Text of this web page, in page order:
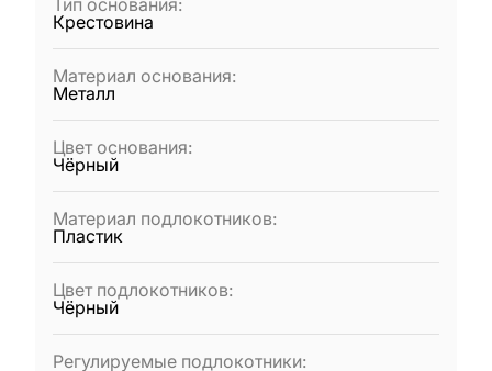
Тип основания:
Крестовина
Материал основания:
Металл
Цвет основания:
Чёрный
Материал подлокотников:
Пластик
Цвет подлокотников:
Чёрный
Регулируемые подлокотники: